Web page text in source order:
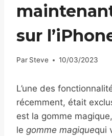
sur
Par Steve 10/03/2023
L’une des
récemment, était
est la gomme
le gomme magiquequi